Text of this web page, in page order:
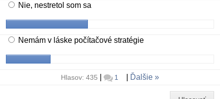
Nie, nestretol som sa
Nemám v láske počítačové stratégie
Hlasov: 435 1 Ďalšie